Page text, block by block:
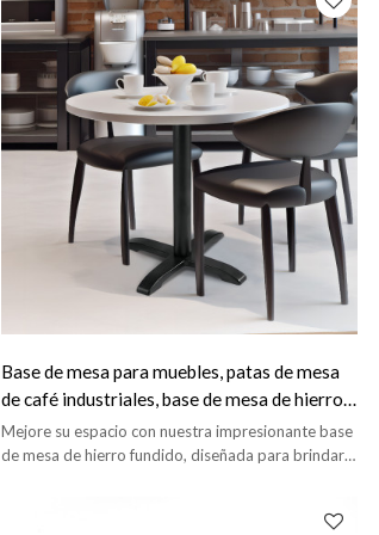
Base de mesa para muebles, patas de mesa
de café industriales, base de mesa de hierro
de metal para computadora
Mejore su espacio con nuestra impresionante base
de mesa de hierro fundido, diseñada para brindar